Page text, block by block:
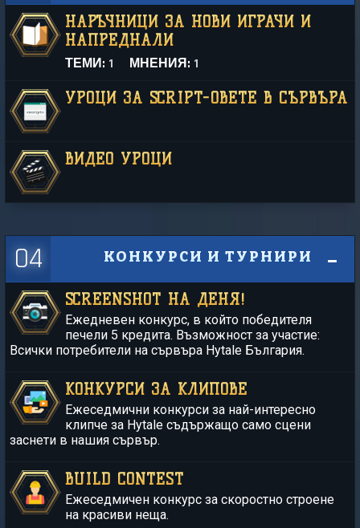
НАРЪЧНИЦИ ЗА НОВИ ИГРАЧИ И
НАПРЕДНАЛИ
ТЕМИ: 1 МНЕНИЯ: 1
УРОЦИ ЗА SCRIPT-ОВЕТЕ В СЪРВЪРА
ВИДЕО УРОЦИ
04 КОНКУРСИ И ТУРНИРИ
SCREENSHOT НА ДЕНЯ!
Ежедневен конкурс, в който победителя
печели 5 кредита. Възможност за участие:
Всички потребители на сървъра Hytale България.
КОНКУРСИ ЗА КЛИПОВЕ
Ежеседмични конкурси за най-интересно
клипче за Hytale съдържащо само сцени
заснети в нашия сървър.
BUILD CONTEST
Ежеседмичен конкурс за скоростно строене
на красиви неща.